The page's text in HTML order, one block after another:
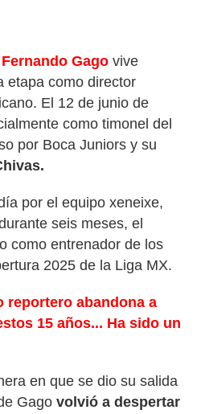
Fernando Gago vive
etapa como director
El 12 de junio de
como timonel del
por Boca Juniors y su
por el equipo xeneixe,
seis meses, el
como entrenador de los
2025 de la Liga MX.
reportero abandona a
15 años... Ha sido un
en que se dio su salida
Gago volvió a despertar